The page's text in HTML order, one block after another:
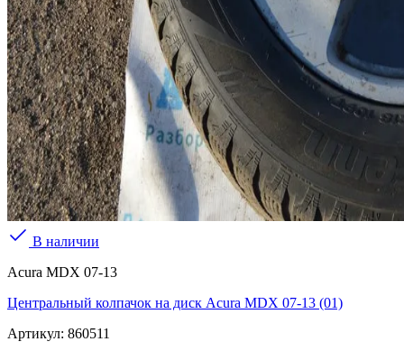
В наличии
Acura MDX 07-13
Центральный колпачок на диск Acura MDX 07-13 (01)
Артикул: 860511